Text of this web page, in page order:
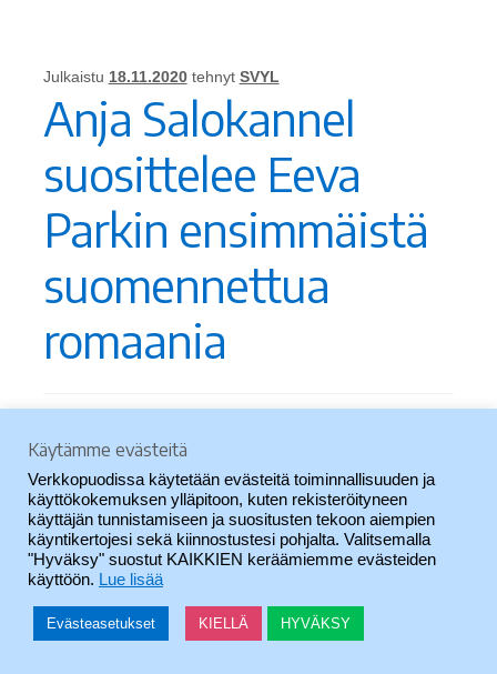
Julkaistu 18.11.2020 tehnyt SVYL
Anja Salokannel
suosittelee Eeva
Parkin ensimmäistä
suomennettua
romaania
Käytämme evästeitä
Verkkopuodissa käytetään evästeitä toiminnallisuuden ja
käyttökokemuksen ylläpitoon, kuten rekisteröityneen
käyttäjän tunnistamiseen ja suositusten tekoon aiempien
käyntikertojesi sekä kiinnostustesi pohjalta. Valitsemalla
"Hyväksy" suostut KAIKKIEN keräämiemme evästeiden
käyttöön. Lue lisää
Evästeasetukset KIELLÄ HYVÄKSY